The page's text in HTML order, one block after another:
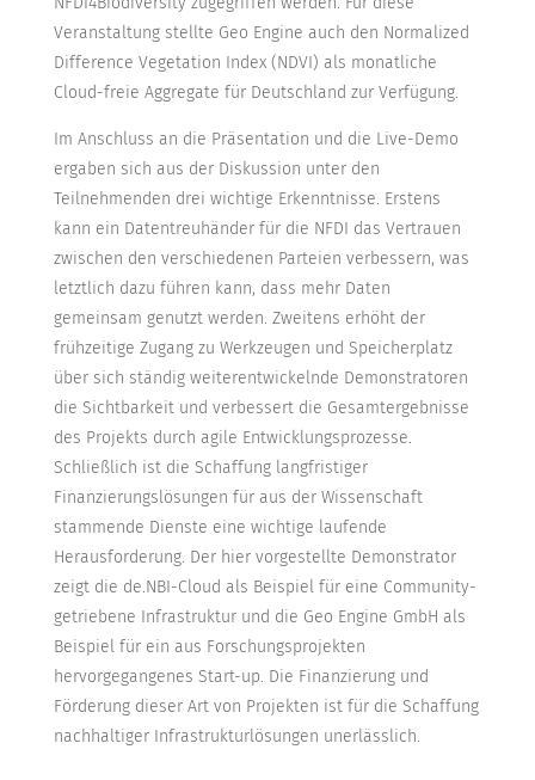
Veranstaltung stellte Geo Engine auch den Normalized
Difference Vegetation Index (NDVI) als monatliche
Cloud-freie Aggregate für Deutschland zur Verfügung.
Im Anschluss an die Präsentation und die Live-Demo
ergaben sich aus der Diskussion unter den
Teilnehmenden drei wichtige Erkenntnisse. Erstens
kann ein Datentreuhänder für die NFDI das Vertrauen
zwischen den verschiedenen Parteien verbessern, was
letztlich dazu führen kann, dass mehr Daten
gemeinsam genutzt werden. Zweitens erhöht der
frühzeitige Zugang zu Werkzeugen und Speicherplatz
über sich ständig weiterentwickelnde Demonstratoren
die Sichtbarkeit und verbessert die Gesamtergebnisse
des Projekts durch agile Entwicklungsprozesse.
Schließlich ist die Schaffung langfristiger
Finanzierungslösungen für aus der Wissenschaft
stammende Dienste eine wichtige laufende
Herausforderung. Der hier vorgestellte Demonstrator
zeigt die de.NBI-Cloud als Beispiel für eine Community-
getriebene Infrastruktur und die Geo Engine GmbH als
Beispiel für ein aus Forschungsprojekten
hervorgegangenes Start-up. Die Finanzierung und
Förderung dieser Art von Projekten ist für die Schaffung
nachhaltiger Infrastrukturlösungen unerlässlich.